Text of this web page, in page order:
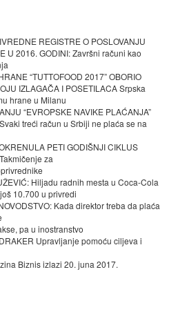
REGISTRE O POSLOVANJU
U 2016. GODINI: Završni računi kao
“TUTTOFOOD 2017” OBORIO
IZLAGAČA I POSETILACA Srpska
hrane u Milanu
“EVROPSKE NAVIKE PLAĆANJA”
treći račun u Srbiji ne plaća se na
PETI GODIŠNJI CIKLUS
za
Hiljadu radnih mesta u Coca-Cola
10.700 u privredi
Kada direktor treba da plaća
pa u inostranstvo
Upravljanje pomoću ciljeva i
Biznis izlazi 20. juna 2017.